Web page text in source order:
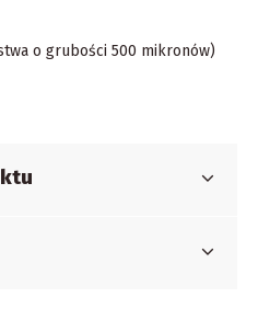
o grubości 500 mikronów)